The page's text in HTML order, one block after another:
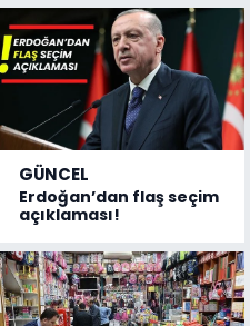
GÜNCEL
Erdoğan’dan flaş seçim
açıklaması!